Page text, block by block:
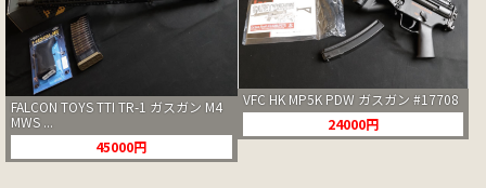
FALCON TOYS TTI TR-1 ガスガン M4
MWS ...
45000円
VFC HK MP5K PDW ガスガン #17708
24000円